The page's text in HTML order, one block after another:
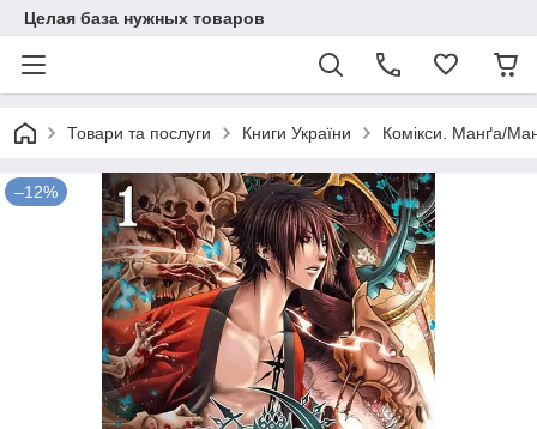
Целая база нужных товаров
Товари та послуги Книги України Комікси. Манґа/
–12%